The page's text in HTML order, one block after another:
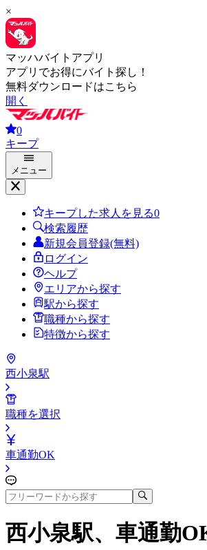
×
マッハバイトアプリ
アプリでお得にバイト探し！
無料ダウンロードはこちら
開く
0
キープ
メニュー
キープした求人を見る0
検索履歴
新規会員登録(無料)
ログイン
ヘルプ
エリアから探す
駅から探す
職種から探す
特徴から探す
西小泉駅
職種を選択
車通勤OK
西小泉駅、車通勤